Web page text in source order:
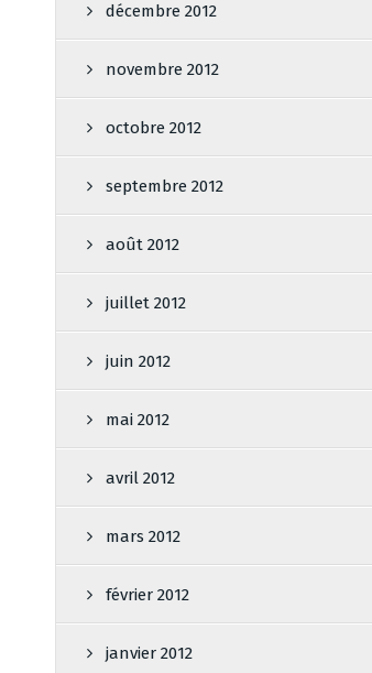
décembre 2012
novembre 2012
octobre 2012
septembre 2012
août 2012
juillet 2012
juin 2012
mai 2012
avril 2012
mars 2012
février 2012
janvier 2012